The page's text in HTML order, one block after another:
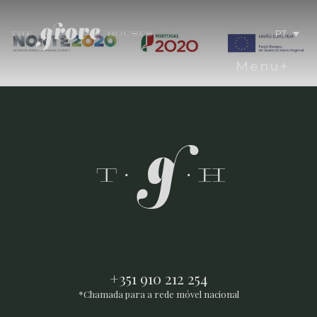
PT
Menu+
+351 910 212 254
*Chamada para a rede móvel nacional